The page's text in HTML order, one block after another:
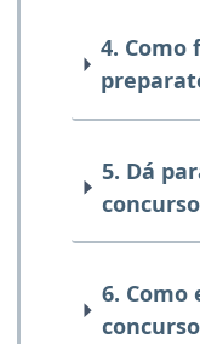
4. Como
5. Dá
6. Como